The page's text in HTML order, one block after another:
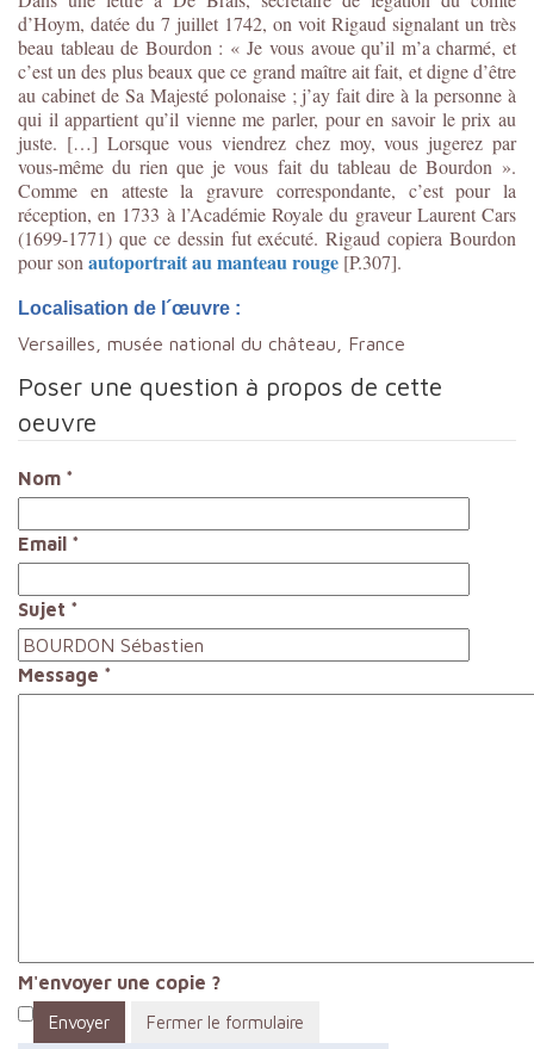
d’Hoym, datée du 7 juillet 1742, on voit Rigaud signalant un très
beau tableau de Bourdon : « Je vous avoue qu’il m’a charmé, et
c’est un des plus beaux que ce grand maître ait fait, et digne d’être
au cabinet de Sa Majesté polonaise ; j’ay fait dire à la personne à
qui il appartient qu’il vienne me parler, pour en savoir le prix au
juste. […] Lorsque vous viendrez chez moy, vous jugerez par
vous-même du rien que je vous fait du tableau de Bourdon ».
Comme en atteste la gravure correspondante, c’est pour la
réception, en 1733 à l’Académie Royale du graveur Laurent Cars
(1699-1771) que ce dessin fut exécuté. Rigaud copiera Bourdon
pour son autoportrait au manteau rouge [P.307].
Localisation de l´œuvre :
Versailles, musée national du château, France
Poser une question à propos de cette
oeuvre
Nom *
Email *
Sujet *
Message *
M'envoyer une copie ?
Envoyer
Fermer le formulaire